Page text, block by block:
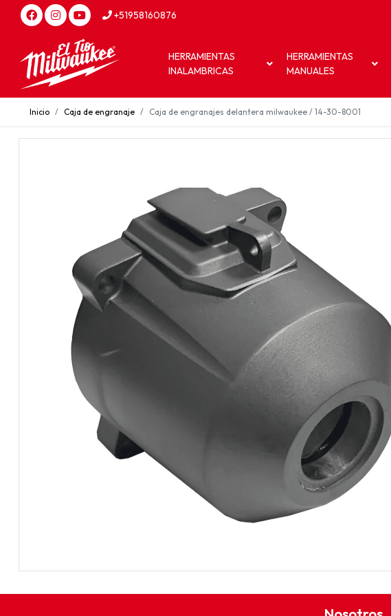
+51958160876
HERRAMIENTAS
INALAMBRICAS
HERRAMIENTAS
MANUALES
Inicio Caja de engranaje Caja de engranajes delantera milwaukee / 14-30-8001